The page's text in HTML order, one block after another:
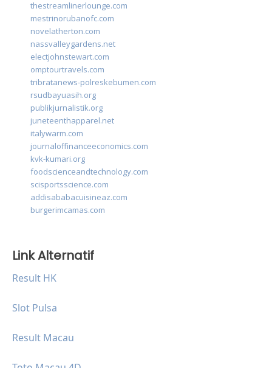
thestreamlinerlounge.com
mestrinorubanofc.com
novelatherton.com
nassvalleygardens.net
electjohnstewart.com
omptourtravels.com
tribratanews-polreskebumen.com
rsudbayuasih.org
publikjurnalistik.org
juneteenthapparel.net
italywarm.com
journaloffinanceeconomics.com
kvk-kumari.org
foodscienceandtechnology.com
scisportsscience.com
addisababacuisineaz.com
burgerimcamas.com
Link Alternatif
Result HK
Slot Pulsa
Result Macau